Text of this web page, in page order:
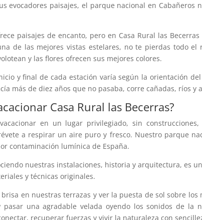
evocadores paisajes, el parque nacional en Cabañeros
paisajes de encanto, pero en Casa Rural las
de las mejores vistas estelares, no te pierdas todo el
y las flores ofrecen sus mejores colores.
y final de cada estación varía según la orientación
más de diez años que no pasaba, corre cañadas, ríos
Casa Rural las Becerras?
en un lugar privilegiado, sin
a respirar un aire puro y fresco. Nuestro parque
contaminación lumínica de España.
nuestras instalaciones, historia y arquitectura, es
y técnicas originales.
en nuestras terrazas y ver la puesta de sol sobre
pasar una agradable velada oyendo los sonidos de la
recuperar fuerzas y vivir la naturaleza con